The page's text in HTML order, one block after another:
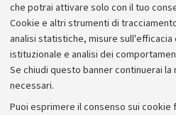
che potrai attivare solo con il tuo
Cookie e altri strumenti di
analisi statistiche, misure sull'efficacia
istituzionale e analisi dei
Se chiudi questo banner continuerai
necessari.
Puoi esprimere il consenso sui
Piano
Bilanci
Donazioni e
Bandi, gare e